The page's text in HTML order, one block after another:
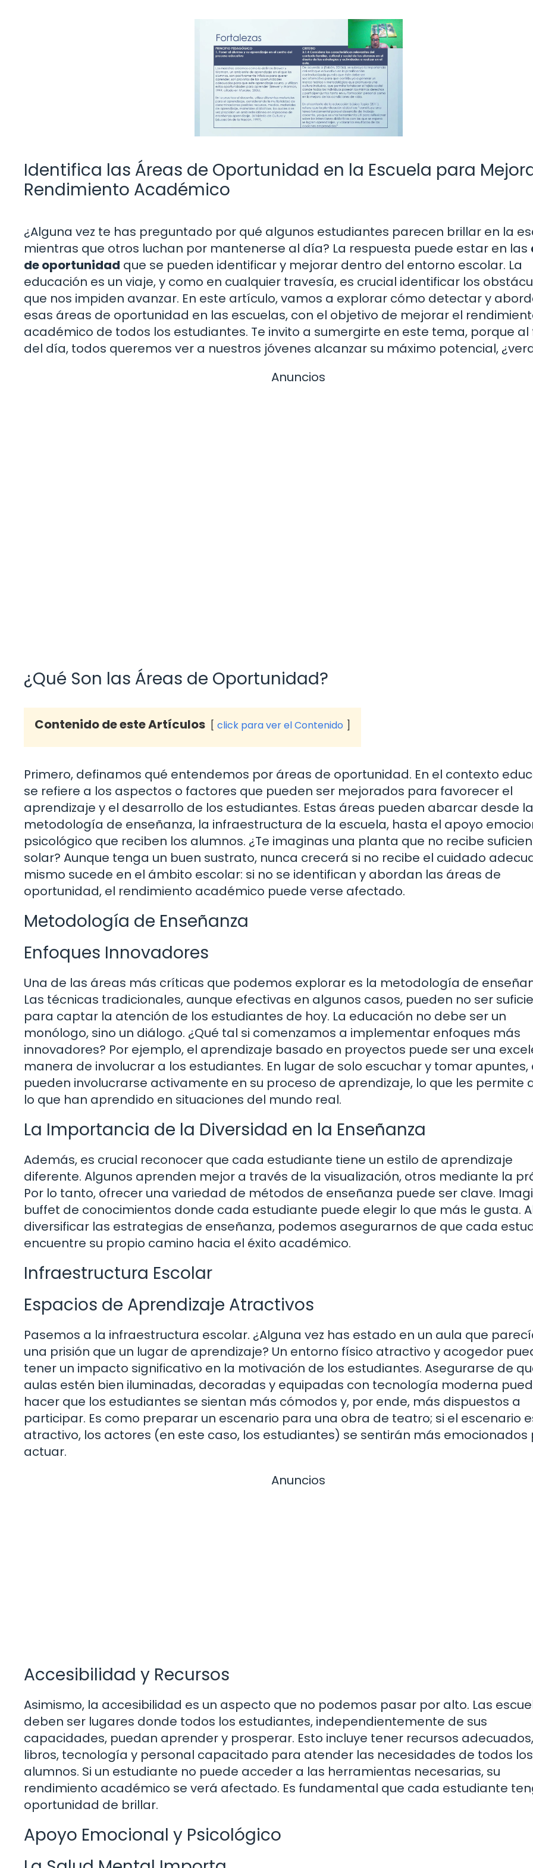
Identifica las Áreas de Oportunidad en la Escuela para
Rendimiento Académico
¿Alguna vez te has preguntado por qué algunos estudiantes parecen brillar en la
mientras que otros luchan por mantenerse al día? La respuesta puede estar en las
de oportunidad que se pueden identificar y mejorar dentro del entorno escolar. La
educación es un viaje, y como en cualquier travesía, es crucial identificar los
que nos impiden avanzar. En este artículo, vamos a explorar cómo detectar y
esas áreas de oportunidad en las escuelas, con el objetivo de mejorar el
académico de todos los estudiantes. Te invito a sumergirte en este tema, porque al
del día, todos queremos ver a nuestros jóvenes alcanzar su máximo potencial,
Anuncios
¿Qué Son las Áreas de Oportunidad?
Contenido de este Artículos click para ver el Contenido
Primero, definamos qué entendemos por áreas de oportunidad. En el contexto
se refiere a los aspectos o factores que pueden ser mejorados para favorecer el
aprendizaje y el desarrollo de los estudiantes. Estas áreas pueden abarcar desde la
metodología de enseñanza, la infraestructura de la escuela, hasta el apoyo
psicológico que reciben los alumnos. ¿Te imaginas una planta que no recibe
solar? Aunque tenga un buen sustrato, nunca crecerá si no recibe el cuidado
mismo sucede en el ámbito escolar: si no se identifican y abordan las áreas de
oportunidad, el rendimiento académico puede verse afectado.
Metodología de Enseñanza
Enfoques Innovadores
Una de las áreas más críticas que podemos explorar es la metodología de
Las técnicas tradicionales, aunque efectivas en algunos casos, pueden no ser
para captar la atención de los estudiantes de hoy. La educación no debe ser un
monólogo, sino un diálogo. ¿Qué tal si comenzamos a implementar enfoques más
innovadores? Por ejemplo, el aprendizaje basado en proyectos puede ser una
manera de involucrar a los estudiantes. En lugar de solo escuchar y tomar apuntes,
pueden involucrarse activamente en su proceso de aprendizaje, lo que les permite
lo que han aprendido en situaciones del mundo real.
La Importancia de la Diversidad en la Enseñanza
Además, es crucial reconocer que cada estudiante tiene un estilo de aprendizaje
diferente. Algunos aprenden mejor a través de la visualización, otros mediante la
Por lo tanto, ofrecer una variedad de métodos de enseñanza puede ser clave.
buffet de conocimientos donde cada estudiante puede elegir lo que más le gusta.
diversificar las estrategias de enseñanza, podemos asegurarnos de que cada
encuentre su propio camino hacia el éxito académico.
Infraestructura Escolar
Espacios de Aprendizaje Atractivos
Pasemos a la infraestructura escolar. ¿Alguna vez has estado en un aula que
una prisión que un lugar de aprendizaje? Un entorno físico atractivo y acogedor
tener un impacto significativo en la motivación de los estudiantes. Asegurarse de
aulas estén bien iluminadas, decoradas y equipadas con tecnología moderna
hacer que los estudiantes se sientan más cómodos y, por ende, más dispuestos a
participar. Es como preparar un escenario para una obra de teatro; si el escenario
atractivo, los actores (en este caso, los estudiantes) se sentirán más emocionados
actuar.
Anuncios
Accesibilidad y Recursos
Asimismo, la accesibilidad es un aspecto que no podemos pasar por alto. Las
deben ser lugares donde todos los estudiantes, independientemente de sus
capacidades, puedan aprender y prosperar. Esto incluye tener recursos
libros, tecnología y personal capacitado para atender las necesidades de todos los
alumnos. Si un estudiante no puede acceder a las herramientas necesarias, su
rendimiento académico se verá afectado. Es fundamental que cada estudiante
oportunidad de brillar.
Apoyo Emocional y Psicológico